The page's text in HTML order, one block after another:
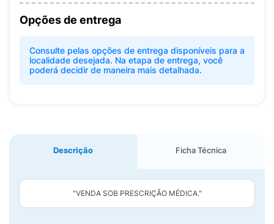
Opções de entrega
Consulte pelas opções de entrega disponíveis para a
localidade desejada. Na etapa de entrega, você
poderá decidir de maneira mais detalhada.
Descrição Ficha Técnica
"VENDA SOB PRESCRIÇÃO MÉDICA."